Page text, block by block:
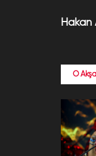
Hakan
O